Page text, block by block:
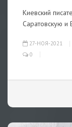
Киевский
Саратовскую и
27-НОЯ-2021
0